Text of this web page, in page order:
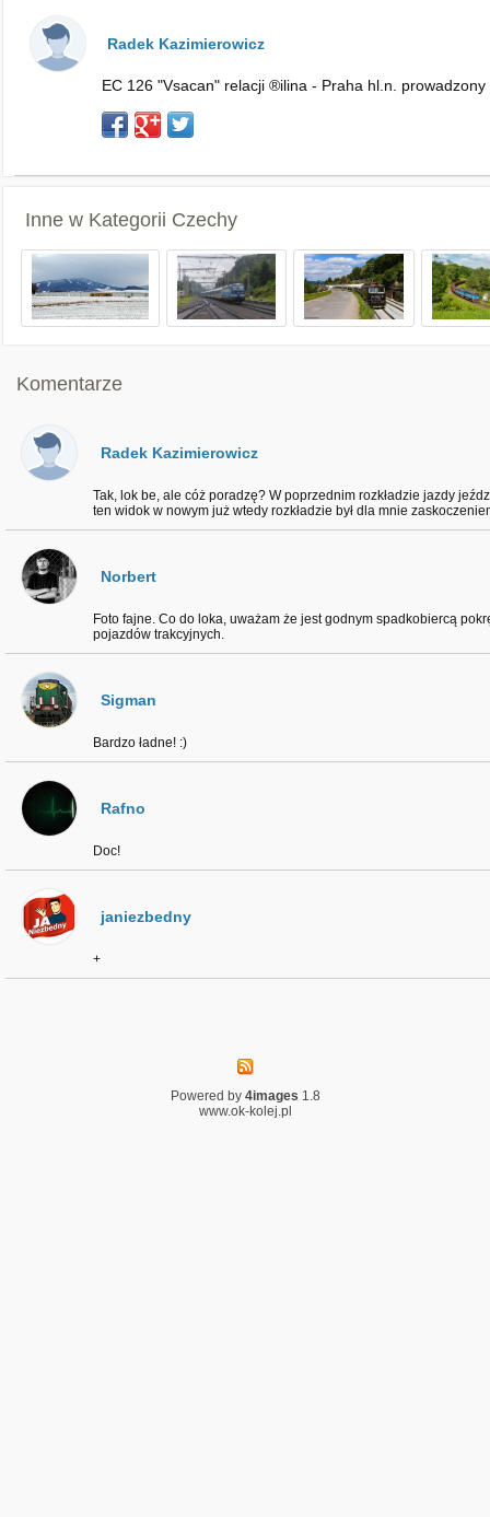
Radek Kazimierowicz
EC 126 "Vsacan" relacji ®ilina - Praha hl.n.
Inne w Kategorii Czechy
Komentarze
Radek Kazimierowicz
Tak, lok be, ale cóż poradzę? W poprzednim rozkładzie jazdy
ten widok w nowym już wtedy rozkładzie był dla mnie
Norbert
Foto fajne. Co do loka, uważam że jest godnym spadkobiercą
pojazdów trakcyjnych.
Sigman
Bardzo ładne! :)
Rafno
Doc!
janiezbedny
+
Powered by 4images 1.8
www.ok-kolej.pl